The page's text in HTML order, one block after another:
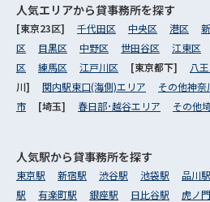
人気エリアから貸事務所を探す
[東京23区] 千代田区 中央区 港区
区
目黒区 中野区 世田谷区 江東区
区
練馬区 江戸川区 [東京都下] 八
川] 関内駅東口(海側)エリア その他神奈
市
[埼玉] 春日部･越谷エリア その他
人気駅から貸事務所を探す
東京駅 新宿駅 渋谷駅 池袋駅 品川駅
駅
有楽町駅 銀座駅 日比谷駅 虎ノ